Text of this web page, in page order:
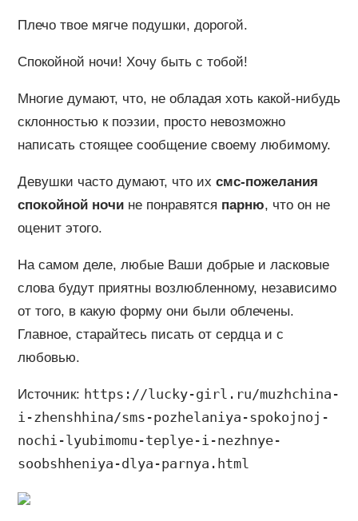
Плечо твое мягче подушки, дорогой.
Спокойной ночи! Хочу быть с тобой!
Многие думают, что, не обладая хоть какой-нибудь
склонностью к поэзии, просто невозможно
написать стоящее сообщение своему любимому.
Девушки часто думают, что их смс-пожелания
спокойной ночине понравятся парню, что он не
оценит этого.
На самом деле, любые Ваши добрые и ласковые
слова будут приятны возлюбленному, независимо
от того, в какую форму они были облечены.
Главное, старайтесь писать от сердца и с
любовью.
Источник: https://lucky-girl.ru/muzhchina-
i-zhenshhina/sms-pozhelaniya-spokojnoj-
nochi-lyubimomu-teplye-i-nezhnye-
soobshheniya-dlya-parnya.html